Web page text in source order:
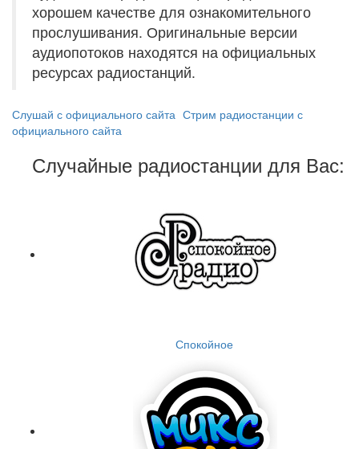
хорошем качестве для ознакомительного
прослушивания. Оригинальные версии
аудиопотоков находятся на официальных
ресурсах радиостанций.
Слушай с официального сайта Стрим радиостанции с
официального сайта
Случайные радиостанции для Вас:
Спокойное